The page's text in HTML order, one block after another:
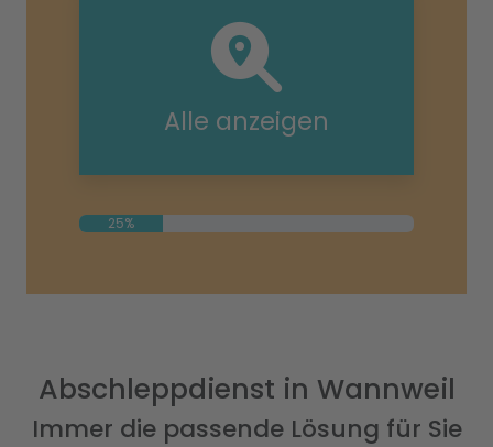
Alle anzeigen
25%
Abschleppdienst in Wannweil
Immer die passende Lösung für Sie